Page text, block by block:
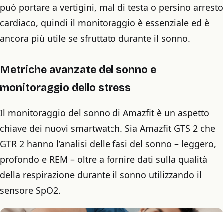
può portare a vertigini, mal di testa o persino arresto
cardiaco, quindi il monitoraggio è essenziale ed è
ancora più utile se sfruttato durante il sonno.
Metriche avanzate del sonno e
monitoraggio dello stress
Il monitoraggio del sonno di Amazfit è un aspetto
chiave dei nuovi smartwatch. Sia Amazfit GTS 2 che
GTR 2 hanno l’analisi delle fasi del sonno – leggero,
profondo e REM – oltre a fornire dati sulla qualità
della respirazione durante il sonno utilizzando il
sensore SpO2.